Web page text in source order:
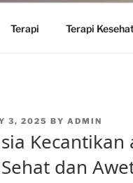
Terapi Terapi
3, 2025 BY ADMIN
Kecantikan
dan